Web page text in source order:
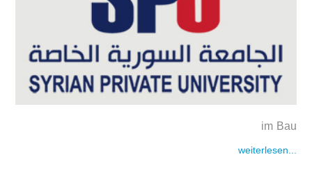
im Bau
weiterlesen...